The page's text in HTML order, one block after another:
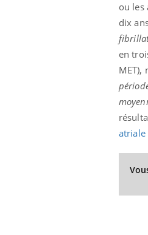
ou les
dix
en
MET),
atriale
COUP DE
Coup de food
nouveau
bouscule les
épisode, une ...